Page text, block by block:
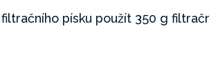
písku použít 350 g